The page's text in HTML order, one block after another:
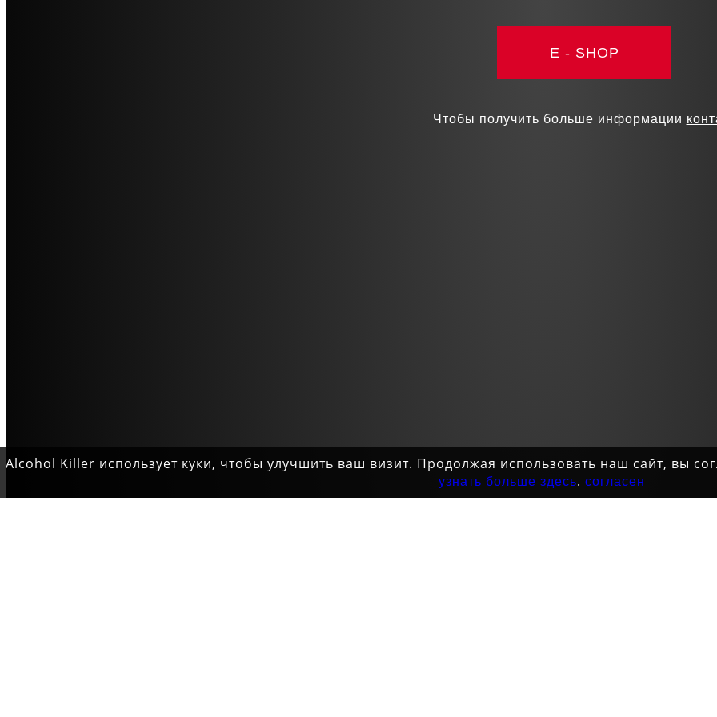
Alcohol Killer использует куки, чтобы улучшить ваш визит. Продолжая использовать наш сайт, вы
узнать больше здесь. согласен
E - SHOP
Чтобы получить больше информации